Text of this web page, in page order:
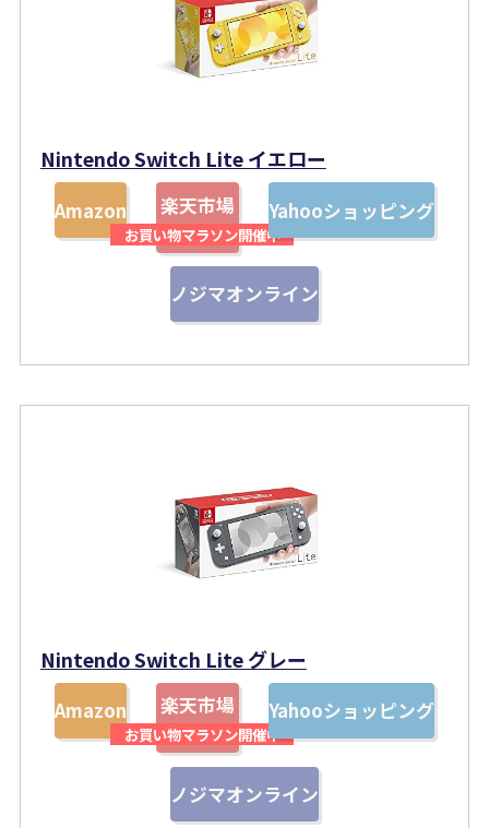
Nintendo Switch Lite イエロー
Amazon 楽天市場 Yahooショッピング
ノジマオンライン
Nintendo Switch Lite グレー
Amazon 楽天市場 Yahooショッピング
ノジマオンライン